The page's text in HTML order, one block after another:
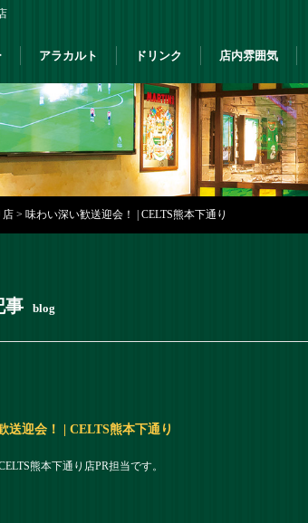
アラカルト ドリンク 店内雰囲気
店 > 味わい深い歓送迎会！ | CELTS熊本下通り
事 blog
送迎会！ | CELTS熊本下通り
熊本下通り店PR担当です。